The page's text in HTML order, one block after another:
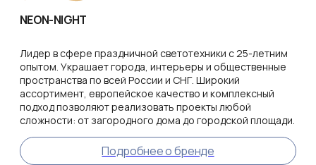
NEON-NIGHT
Лидер в сфере праздничной светотехники с 25-летним
опытом. Украшает города, интерьеры и общественные
пространства по всей России и СНГ. Широкий
ассортимент, европейское качество и комплексный
подход позволяют реализовать проекты любой
сложности: от загородного дома до городской площади.
Подробнее о бренде